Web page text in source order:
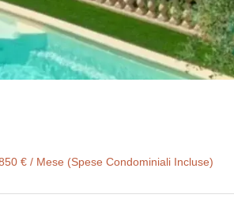
€ / Mese (Spese Condominiali Incluse)